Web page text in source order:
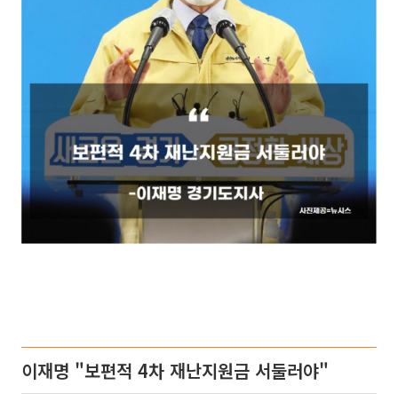
이재명 "보편적 4차 재난지원금 서둘러야"